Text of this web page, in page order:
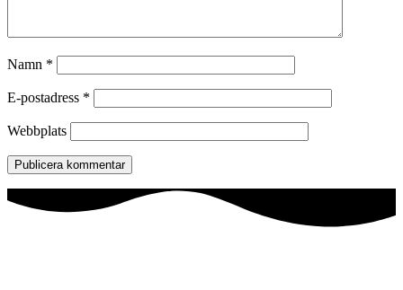
Namn *
E-postadress *
Webbplats